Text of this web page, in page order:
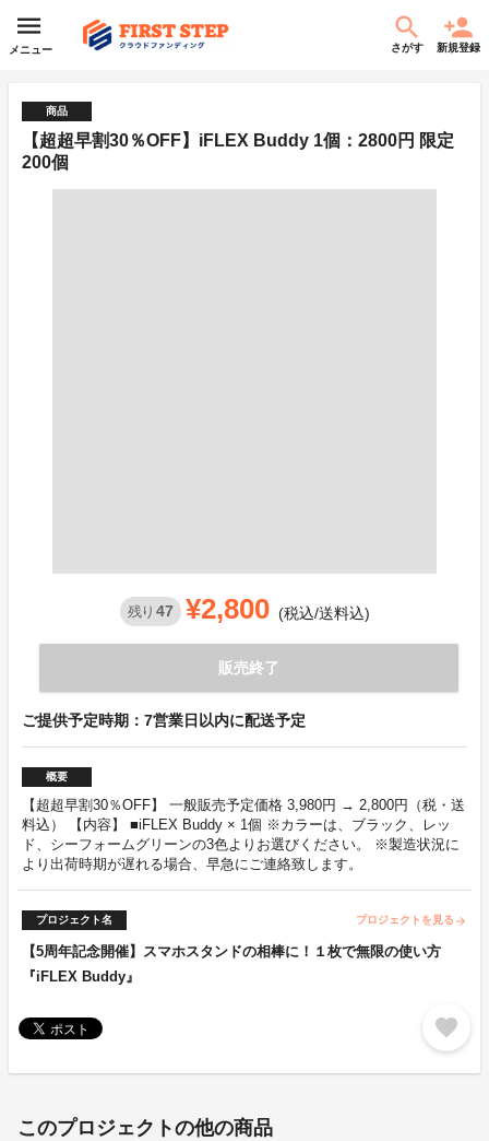
メニュー さがす 新規登録
商品
【超超早割30％OFF】iFLEX Buddy 1個：2800円 限定
200個
残り 47 ¥2,800 (税込/送料込)
販売終了
ご提供予定時期：7営業日以内に配送予定
概要
【超超早割30％OFF】 一般販売予定価格 3,980円 → 2,800円（税・送
料込） 【内容】 ■iFLEX Buddy × 1個 ※カラーは、ブラック、レッ
ド、シーフォームグリーンの3色よりお選びください。 ※製造状況に
より出荷時期が遅れる場合、早急にご連絡致します。
プロジェクト名 プロジェクトを見る arrow_forward
【5周年記念開催】スマホスタンドの相棒に！１枚で無限の使い方
『iFLEX Buddy』
favorite
このプロジェクトの他の商品